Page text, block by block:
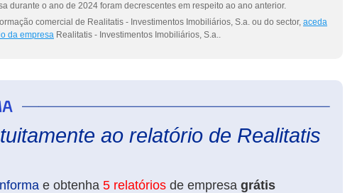
durante o ano de 2024 foram decrescentes em respeito ao ano anterior.
comercial de Realitatis - Investimentos Imobiliários, S.a. ou do sector, aceda
da empresa Realitatis - Investimentos Imobiliários, S.a..
ao relatório de Realitatis
e obtenha 5 relatórios de empresa grátis